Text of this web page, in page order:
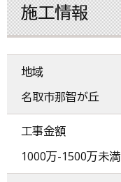
施工情報
地域
名取市那智が丘
工事金額
1000万-1500万未満